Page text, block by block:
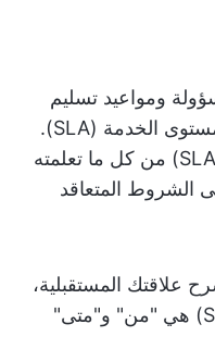
ومواعيد تسليم
العمل، ففكر في إنشاء اتفاقية مستوى الخدمة (SLA).
تستفيد اتفاقية مستوى الخدمة (SLA) من كل ما تعلمته
الشروط المتعاقد
علاقتك المستقبلية،
فإن اتفاقية مستوى الخدمة (SLA) هي "من" و"متى"